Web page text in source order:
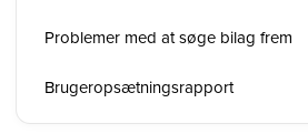
Problemer med at søge bilag frem
Brugeropsætningsrapport